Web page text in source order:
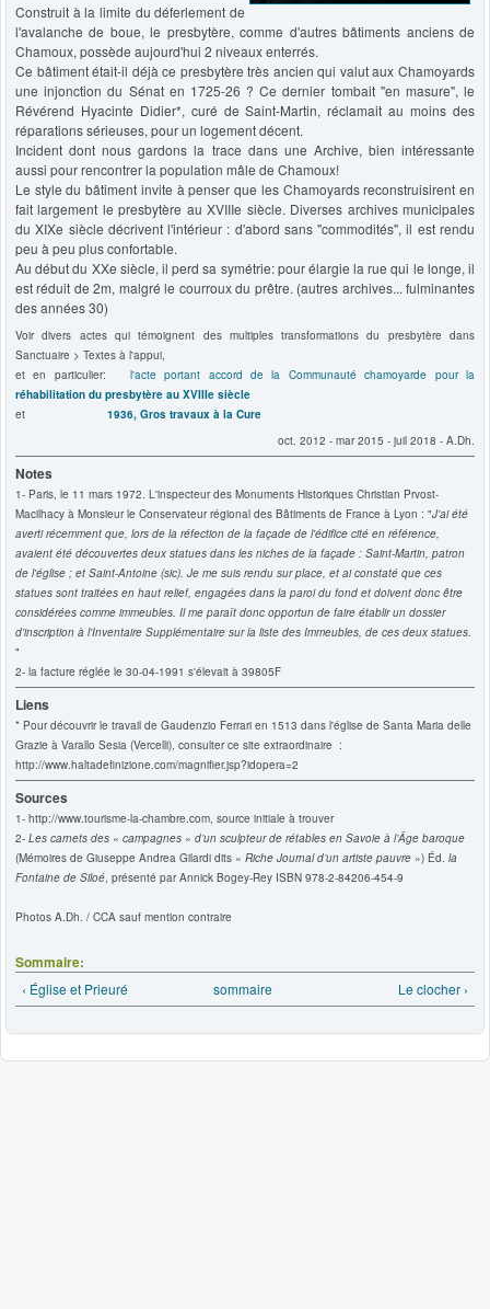
Construit à la limite du déferlement de
l'avalanche de boue, le presbytère, comme d'autres bâtiments anciens de
Chamoux, possède aujourd'hui 2 niveaux enterrés.
Ce bâtiment était-il déjà ce presbytère très ancien qui valut aux Chamoyards
une injonction du Sénat en 1725-26 ? Ce dernier tombait "en masure", le
Révérend Hyacinte Didier*, curé de Saint-Martin, réclamait au moins des
réparations sérieuses, pour un logement décent.
Incident dont nous gardons la trace dans une Archive, bien intéressante
aussi pour rencontrer la population mâle de Chamoux!
Le style du bâtiment invite à penser que les Chamoyards reconstruisirent en
fait largement le presbytère au XVIIIe siècle. Diverses archives municipales
du XIXe siècle décrivent l'intérieur : d'abord sans "commodités", il est rendu
peu à peu plus confortable.
Au début du XXe siècle, il perd sa symétrie: pour élargie la rue qui le longe, il
est réduit de 2m, malgré le courroux du prêtre. (autres archives... fulminantes
des années 30)
Voir divers actes qui témoignent des multiples transformations du presbytère dans
Sanctuaire > Textes à l'appui,
et en particulier:
l'acte portant accord de la Communauté chamoyarde pour la
réhabilitation du presbytère au XVIIIe siècle
et 1936, Gros travaux à la Cure
oct. 2012 - mar 2015 - juil 2018 - A.Dh.
Notes
1- Paris, le 11 mars 1972. L'inspecteur des Monuments Historiques Christian Prvost-
Macilhacy à Monsieur le Conservateur régional des Bâtiments de France à Lyon : "J'ai été
averti récemment que, lors de la réfection de la façade de l'édifice cité en référence,
avaient été découvertes deux statues dans les niches de la façade : Saint-Martin, patron
de l'église ; et Saint-Antoine (sic). Je me suis rendu sur place, et ai constaté que ces
statues sont traitées en haut relief, engagées dans la paroi du fond et doivent donc être
considérées comme immeubles. Il me paraît donc opportun de faire établir un dossier
d'inscription à l'Inventaire Supplémentaire sur la liste des Immeubles, de ces deux statues
"
2- la facture réglée le 30-04-1991 s'élevait à 39805F
Liens
* Pour découvrir le travail de Gaudenzio Ferrari en 1513 dans l'église de Santa Maria delle
Grazie à Varallo Sesia (Vercelli), consulter ce site extraordinaire :
http://www.haltadefinizione.com/magnifier.jsp?idopera=2
Sources
1- http://www.tourisme-la-chambre.com, source initiale à trouver
2- Les carnets des « campagnes » d’un sculpteur de rétables en Savoie à l’Âge baroque
(Mémoires de Giuseppe Andrea Gilardi dits « Riche Journal d’un artiste pauvre ») Éd. la
Fontaine de Siloé , présenté par Annick Bogey-Rey ISBN 978-2-84206-454-9
Photos A.Dh. / CCA sauf mention contraire
Sommaire:
‹ Église et Prieuré sommaire Le clocher ›